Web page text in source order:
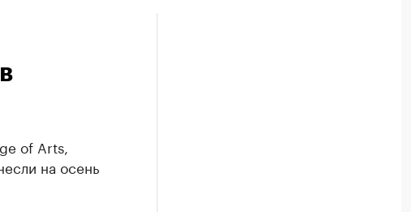
of Arts,
на осень